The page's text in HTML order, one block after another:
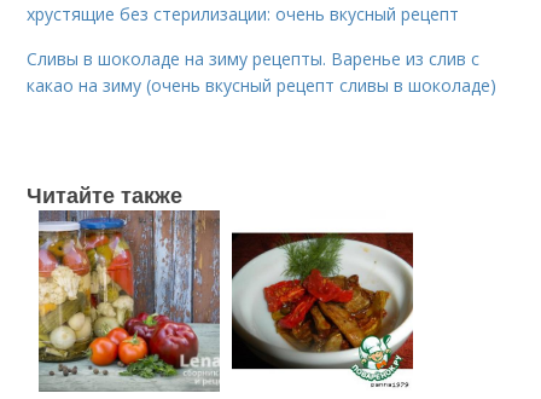
хрустящие без стерилизации: очень вкусный рецепт
Сливы в шоколаде на зиму рецепты. Варенье из слив с
какао на зиму (очень вкусный рецепт сливы в шоколаде)
Читайте также